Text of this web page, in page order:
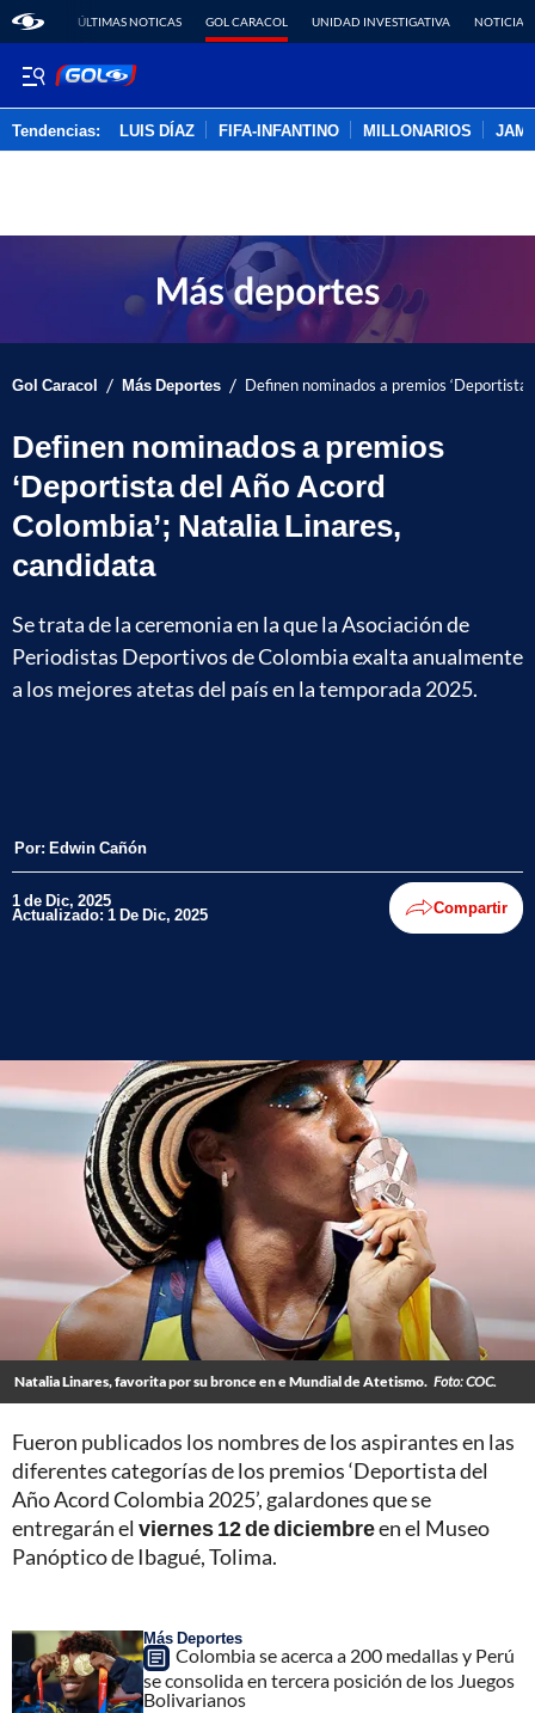
ÚLTIMAS NOTICAS GOL CARACOL UNIDAD INVESTIGATIVA NOTICIAS
Tendencias: LUIS DÍAZ FIFA-INFANTINO MILLONARIOS
Gol Caracol / Más Deportes / Definen nominados a premios
Definen nominados a premios
‘Deportista del Año Acord
Colombia’; Natalia Linares,
candidata
Se trata de la ceremonia en la que la Asociación de
Periodistas Deportivos de Colombia exalta anualmente
a los mejores atetas del país en la temporada 2025.
Por: Edwin Cañón
1 de Dic, 2025
Actualizado: 1 De Dic, 2025 Compartir
Natalia Linares, favorita por su bronce en e Mundial de Atetismo. Foto: COC.
Fueron publicados los nombres de los aspirantes en las
diferentes categorías de los premios ‘Deportista del
Año Acord Colombia 2025’, galardones que se
entregarán el viernes 12 de diciembreen el Museo
Panóptico de Ibagué, Tolima.
Más Deportes
Colombia se acerca a 200 medallas y Perú
se consolida en tercera posición de los Juegos
Bolivarianos